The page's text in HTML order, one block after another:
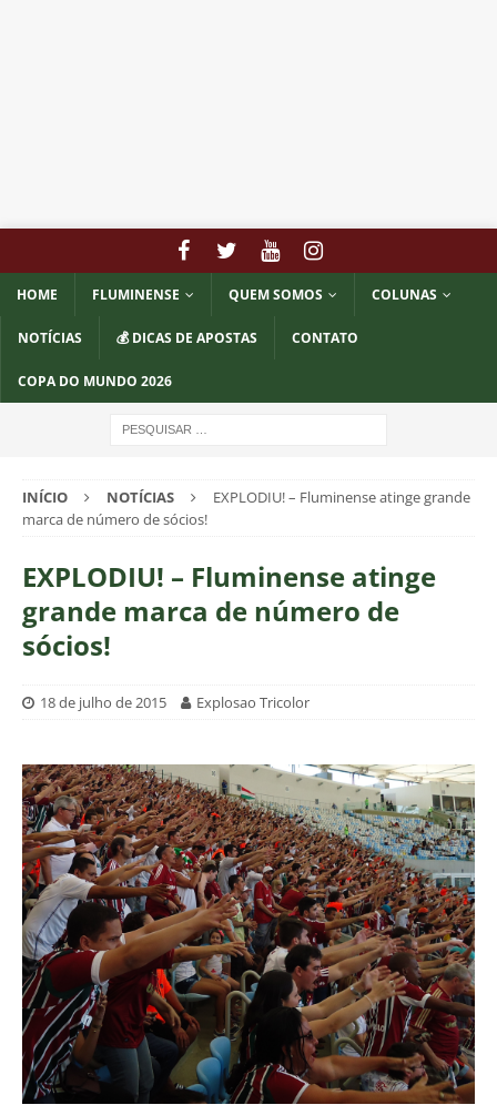
HOME FLUMINENSE QUEM SOMOS COLUNAS
NOTÍCIAS 💰 DICAS DE APOSTAS CONTATO
COPA DO MUNDO 2026
INÍCIO NOTÍCIAS
EXPLODIU! – Fluminense atinge grande
marca de número de sócios!
EXPLODIU! – Fluminense atinge
grande marca de número de
sócios!
18 de julho de 2015 Explosao Tricolor